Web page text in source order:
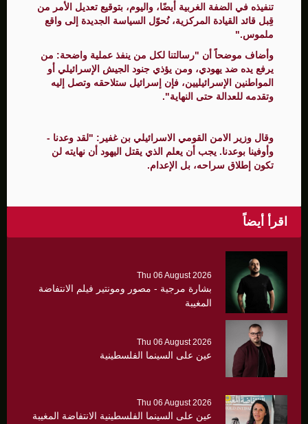
تنفيذه في الضفة الغربية أيضًا، واليوم، بتوقيع تعديل الأمر من
قِبل قائد القيادة المركزية، نُحوّل السياسة الجديدة إلى واقع
ملموس."
وأضاف موضحاً أن "رسالتنا لكل من ينفذ عملية واضحة: من
يرفع يده ضد يهودي، ومن يؤذي جنود الجيش الإسرائيلي أو
المواطنين الإسرائيليين، فإن إسرائيل ستلاحقه وتصل إليه
وتقدمه للعدالة حتى النهاية".
وقال وزير الامن القومي الاسرائيلي بن غفير: "لقد وعدنا -
وأوفينا بوعدنا. يجب أن يعلم الذي يقتل اليهود أن نهايته لن
تكون إطلاق سراحه، بل الإعدام.
اقرأ أيضاً
Thu 06 August 2026
بشارة مرجية - مصور ومونتير فيلم الانتفاضة
المغيبة
Thu 06 August 2026
عين على السينما الفلسطينية
Thu 06 August 2026
عين على السينما الفلسطينية الانتفاضة المغيبة